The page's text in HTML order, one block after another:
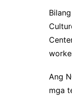
Ang
mga